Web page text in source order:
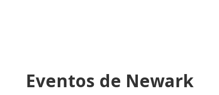
Eventos de Newark